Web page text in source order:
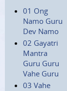
01 Ong
Namo Guru
Dev Namo
02 Gayatri
Mantra
Guru Guru
Vahe Guru
03 Vahe